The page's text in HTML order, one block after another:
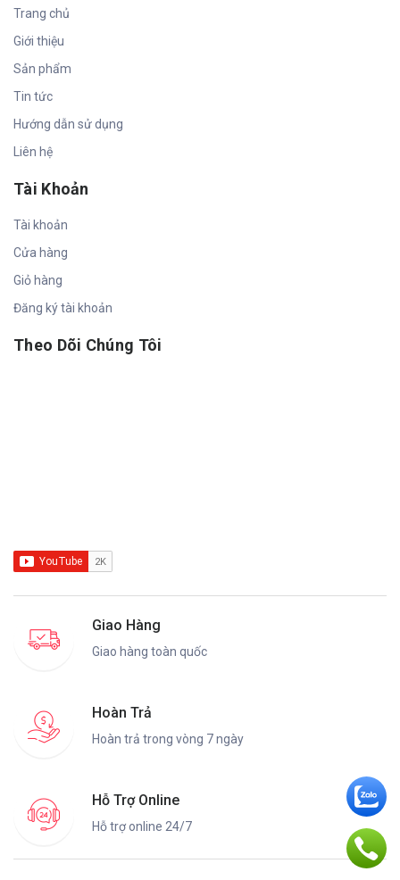
Trang chủ
Giới thiệu
Sản phẩm
Tin tức
Hướng dẫn sử dụng
Liên hệ
Tài Khoản
Tài khoản
Cửa hàng
Giỏ hàng
Đăng ký tài khoản
Theo Dõi Chúng Tôi
Giao Hàng
Giao hàng toàn quốc
Hoàn Trả
Hoàn trả trong vòng 7 ngày
Hỗ Trợ Online
Hỗ trợ online 24/7